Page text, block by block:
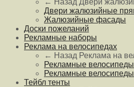
Двери жалюзийные
Жалюзийные фасады
Доски пожеланий
Рекламные наборы
Реклама на велосипедах
← Назад Реклама на
Рекламные
Рекламные велосипеды
Тейбл тенты